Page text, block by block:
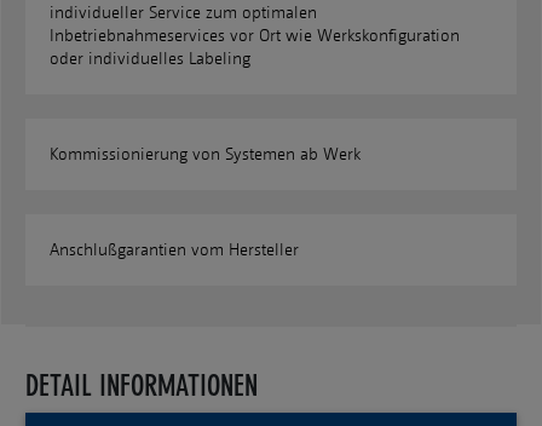
individueller Service zum optimalen
Inbetriebnahmeservices vor Ort wie Werkskonfiguration
oder individuelles Labeling
Kommissionierung von Systemen ab Werk
Anschlußgarantien vom Hersteller
DETAIL INFORMATIONEN